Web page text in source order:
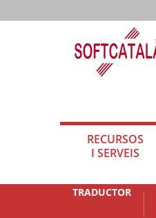
RECURSOS
I SERVEIS
TRADUCTOR